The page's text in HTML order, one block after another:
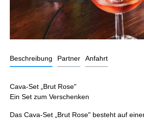
Beschreibung Partner Anfahrt
Cava-Set „Brut Rose"
Ein Set zum Verschenken
Das Cava-Set „Brut Rose" besteht auf